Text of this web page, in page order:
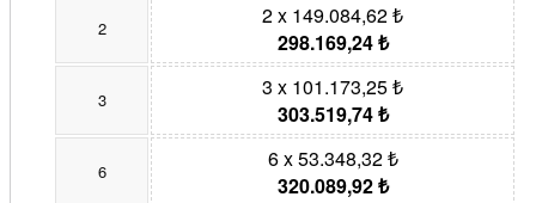
2
2 x 149.084,62 ₺
298.169,24 ₺
3
3 x 101.173,25 ₺
303.519,74 ₺
6
6 x 53.348,32 ₺
320.089,92 ₺